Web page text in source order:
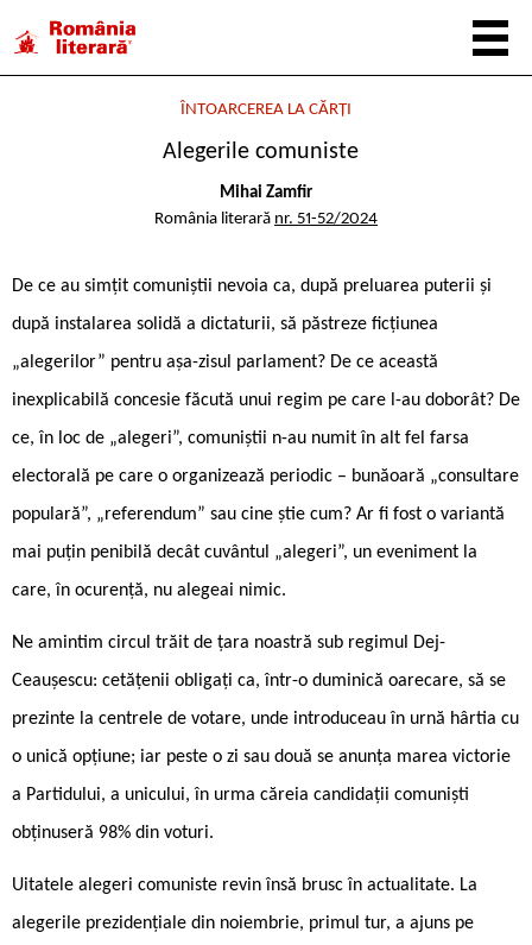
ÎNTOARCEREA LA CĂRȚI
Alegerile comuniste
Mihai Zamfir
România literară nr. 51-52/2024
De ce au simțit comuniștii nevoia ca, după preluarea puterii și
după instalarea solidă a dictaturii, să păstreze ficțiunea
„alegerilor” pentru așa-zisul parlament? De ce această
inexplicabilă concesie făcută unui regim pe care l-au doborât? De
ce, în loc de „alegeri”, comuniștii n-au numit în alt fel farsa
electorală pe care o organizează periodic – bunăoară „consultare
populară”, „referendum” sau cine știe cum? Ar fi fost o variantă
mai puțin penibilă decât cuvântul „alegeri”, un eveniment la
care, în ocurență, nu alegeai nimic.
Ne amintim circul trăit de țara noastră sub regimul Dej-
Ceaușescu: cetățenii obligați ca, într-o duminică oarecare, să se
prezinte la centrele de votare, unde introduceau în urnă hârtia cu
o unică opțiune; iar peste o zi sau două se anunța marea victorie
a Partidului, a unicului, în urma căreia candidații comuniști
obținuseră 98% din voturi.
Uitatele alegeri comuniste revin însă brusc în actualitate. La
alegerile prezidențiale din noiembrie, primul tur, a ajuns pe